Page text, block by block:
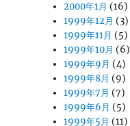
2000年1月 (16)
1999年12月 (3)
1999年11月 (5)
1999年10月 (6)
1999年9月 (4)
1999年8月 (9)
1999年7月 (7)
1999年6月 (5)
1999年5月 (11)